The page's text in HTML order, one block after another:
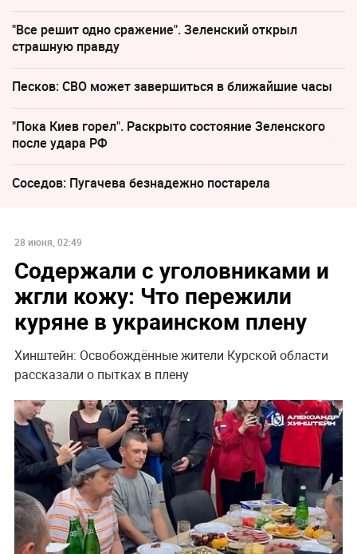
"Все решит одно сражение". Зеленский открыл
страшную правду
Песков: СВО может завершиться в ближайшие часы
"Пока Киев горел". Раскрыто состояние Зеленского
после удара РФ
Соседов: Пугачева безнадежно постарела
28 июня, 02:49
Содержали с уголовниками и
жгли кожу: Что пережили
куряне в украинском плену
Хинштейн: Освобождённые жители Курской области
рассказали о пытках в плену